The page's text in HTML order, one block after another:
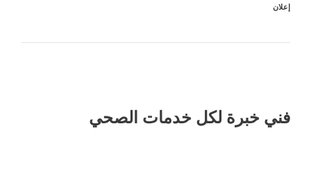
إعلان
فني خبرة لكل خدمات الصحي